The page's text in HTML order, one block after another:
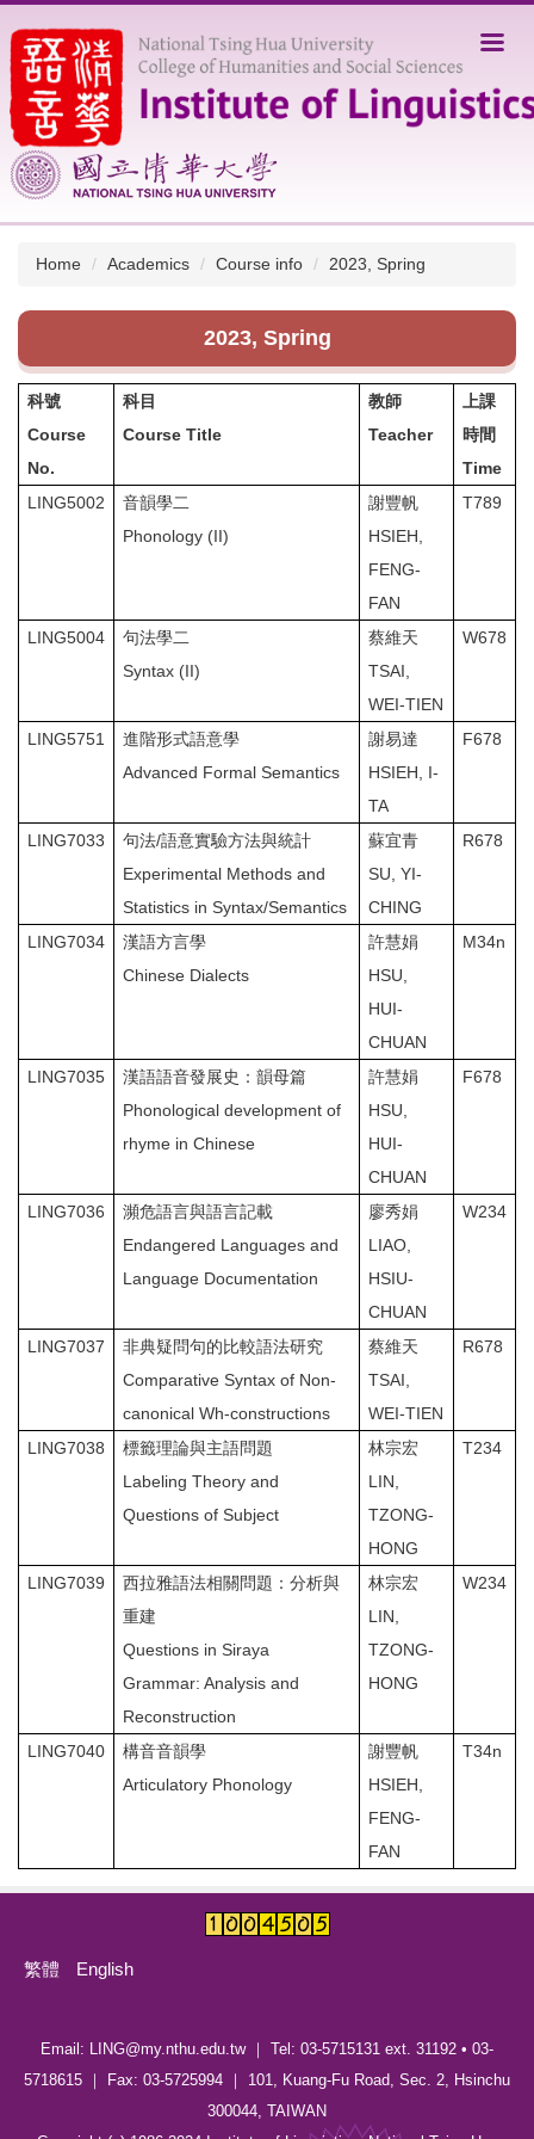
to
the
main
content
block
Home Academics Course info 2023, Spring
2023, Spring
科號
Course
No.
科目
Course Title
教師
Teacher
上課
時間
Time
LING5002
音韻學二
Phonology (II)
謝豐帆
HSIEH,
FENG-
FAN
T789
LING5004
句法學二
Syntax (II)
蔡維天
TSAI,
WEI-TIEN
W678
LING5751
進階形式語意學
Advanced Formal Semantics
謝易達
HSIEH, I-
TA
F678
LING7033
句法/語意實驗方法與統計
Experimental Methods and
Statistics in Syntax/Semantics
蘇宜青
SU, YI-
CHING
R678
LING7034
漢語方言學
Chinese Dialects
許慧娟
HSU,
HUI-
CHUAN
M34n
LING7035
漢語語音發展史：韻母篇
Phonological development of
rhyme in Chinese
許慧娟
HSU,
HUI-
CHUAN
F678
LING7036
瀕危語言與語言記載
Endangered Languages and
Language Documentation
廖秀娟
LIAO,
HSIU-
CHUAN
W234
LING7037
非典疑問句的比較語法研究
Comparative Syntax of Non-
canonical Wh-constructions
蔡維天
TSAI,
WEI-TIEN
R678
LING7038
標籤理論與主語問題
Labeling Theory and
Questions of Subject
林宗宏
LIN,
TZONG-
HONG
T234
LING7039
西拉雅語法相關問題：分析與
重建
Questions in Siraya
Grammar: Analysis and
Reconstruction
林宗宏
LIN,
TZONG-
HONG
W234
LING7040
構音音韻學
Articulatory Phonology
謝豐帆
HSIEH,
FENG-
FAN
T34n
繁體 English
Email: LING@my.nthu.edu.tw ｜ Tel: 03-5715131 ext. 31192 • 03-
5718615 ｜ Fax: 03-5725994 ｜ 101, Kuang-Fu Road, Sec. 2, Hsinchu
300044, TAIWAN